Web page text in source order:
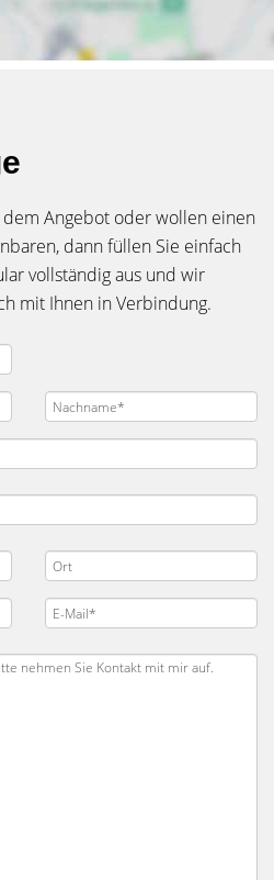
dem Angebot oder wollen einen
dann füllen Sie einfach
vollständig aus und wir
mit Ihnen in Verbindung.